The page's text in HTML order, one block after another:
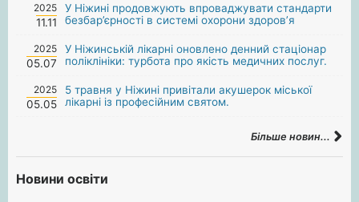
2025
11.11
У Ніжині продовжують впроваджувати стандарти
безбар’єрності в системі охорони здоров’я
2025
05.07
У Ніжинській лікарні оновлено денний стаціонар
поліклініки: турбота про якість медичних послуг.
2025
05.05
5 травня у Ніжині привітали акушерок міської
лікарні із професійним святом.
Більше новин...
Новини освіти